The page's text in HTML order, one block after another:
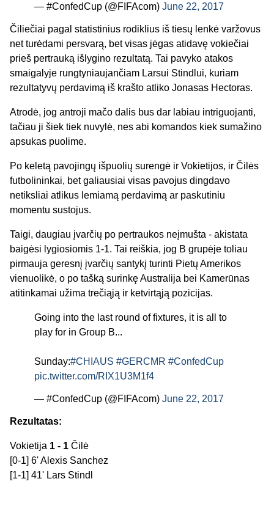
— #ConfedCup (@FIFAcom) June 22, 2017
Čiliečiai pagal statistinius rodiklius iš tiesų lenkė varžovus
net turėdami persvarą, bet visas jėgas atidavę vokiečiai
prieš pertrauką išlygino rezultatą. Tai pavyko atakos
smaigalyje rungtyniaujančiam Larsui Stindlui, kuriam
rezultatyvų perdavimą iš krašto atliko Jonasas Hectoras.
Atrodė, jog antroji mačo dalis bus dar labiau intriguojanti,
tačiau ji šiek tiek nuvylė, nes abi komandos kiek sumažino
apsukas puolime.
Po keletą pavojingų išpuolių surengė ir Vokietijos, ir Čilės
futbolininkai, bet galiausiai visas pavojus dingdavo
netiksliai atlikus lemiamą perdavimą ar paskutiniu
momentu sustojus.
Taigi, daugiau įvarčių po pertraukos neįmušta - akistata
baigėsi lygiosiomis 1-1. Tai reiškia, jog B grupėje toliau
pirmauja geresnį įvarčių santykį turinti Pietų Amerikos
vienuolikė, o po tašką surinkę Australija bei Kamerūnas
atitinkamai užima trečiąją ir ketvirtąją pozicijas.
Going into the last round of fixtures, it is all to
play for in Group B...
Sunday:#CHIAUS #GERCMR #ConfedCup
pic.twitter.com/RIX1U3M1f4
— #ConfedCup (@FIFAcom) June 22, 2017
Rezultatas:
Vokietija 1 - 1 Čilė
[0-1] 6' Alexis Sanchez
[1-1] 41' Lars Stindl